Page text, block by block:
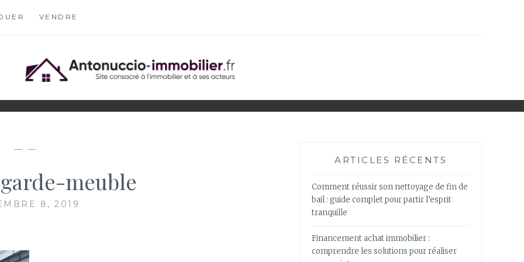
VENDRE
— —
meuble
8, 2019
ARTICLES RÉCENTS
Comment réussir son nettoyage de fin de
bail : guide complet pour partir l’esprit
tranquille
Financement achat immobilier :
comprendre les solutions pour réaliser